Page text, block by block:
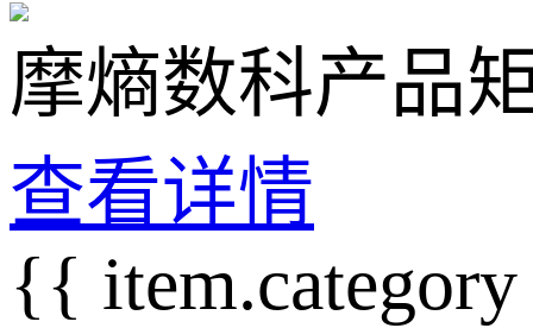
摩熵数科产品
查看详情
{{